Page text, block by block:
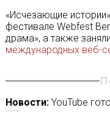
«Исчезающие
фестивале Webfest
драма», а также заняли
международных веб-
Новости:YouTube
29/06/2018